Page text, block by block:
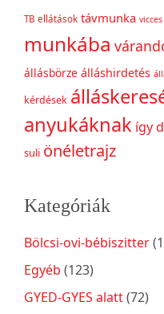
TB ellátások távmunka vicces
munkába
állásbörze álláshirdetés
kérdések
anyukáknak így
suli önéletrajz
Kategóriák
Bölcsi-ovi-bébiszitter
Egyéb (123)
GYED-GYES alatt(72)